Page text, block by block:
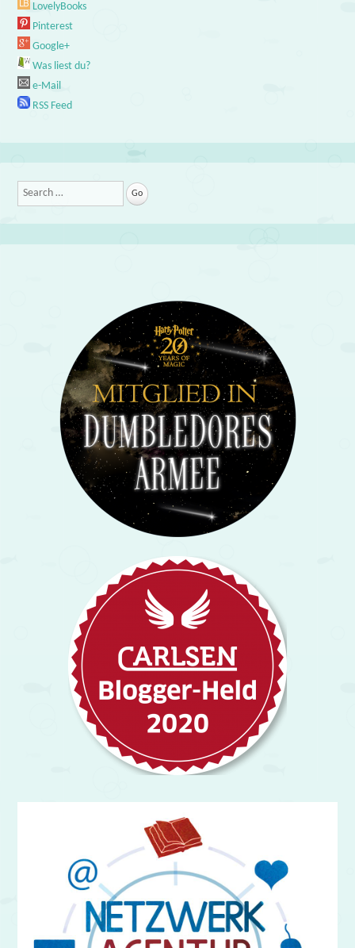
LovelyBooks
Pinterest
Google+
Was liest du?
e-Mail
RSS Feed
Search